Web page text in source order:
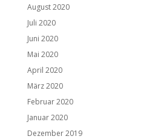
August 2020
Juli 2020
Juni 2020
Mai 2020
April 2020
März 2020
Februar 2020
Januar 2020
Dezember 2019